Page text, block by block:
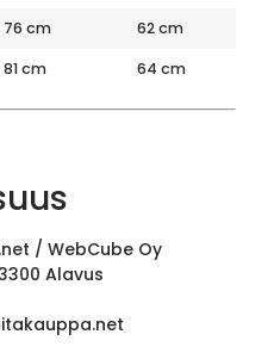
76 cm
62 cm
81 cm 64 cm
/ WebCube Oy
Alavus